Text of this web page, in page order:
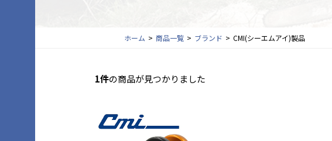
ホーム 商品一覧 ブランド CMI(シーエムアイ)製品
1件の商品が見つかりました